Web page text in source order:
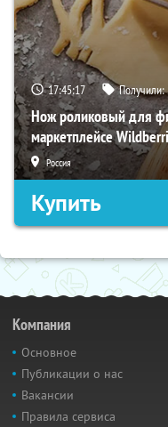
17:45:15 Получили:
Нож роликовый для
маркетплейсе
Россия
Купить
Компания
Основное
Публикации о нас
Вакансии
Правила сервиса